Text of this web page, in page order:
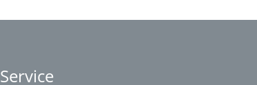
Service